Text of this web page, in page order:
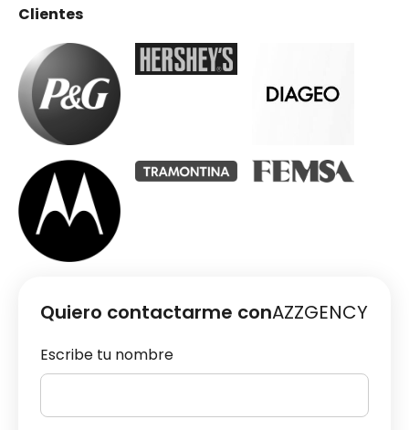
Clientes
Quiero contactarme conAZZGENCY
Escribe tu nombre